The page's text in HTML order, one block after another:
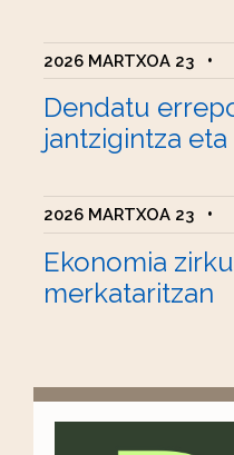
2026 MARTXOA 23 •
Dendatu
jantzigintza
2026 MARTXOA 23 •
Ekonomia
merkataritzan